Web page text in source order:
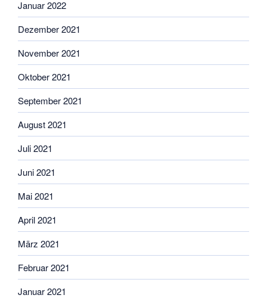
Januar 2022
Dezember 2021
November 2021
Oktober 2021
September 2021
August 2021
Juli 2021
Juni 2021
Mai 2021
April 2021
März 2021
Februar 2021
Januar 2021